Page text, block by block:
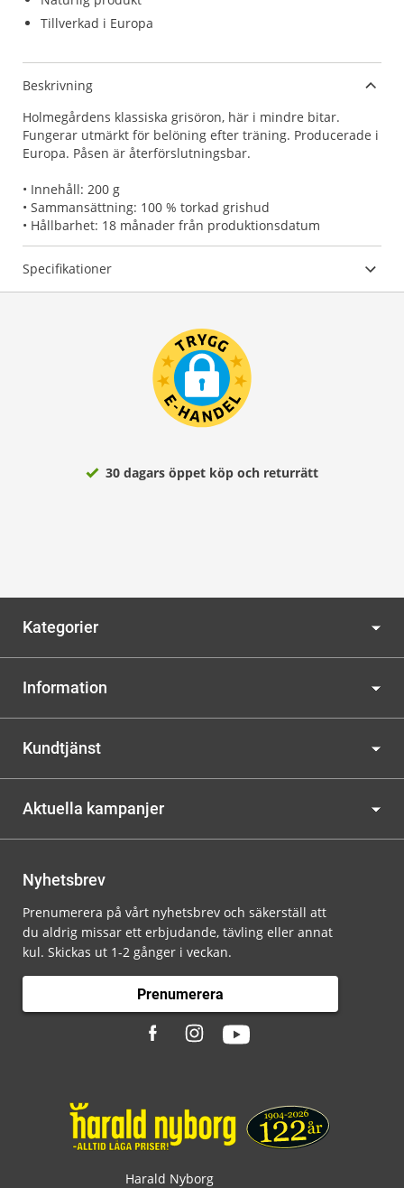
Tillverkad i Europa
Beskrivning
Holmegårdens klassiska grisöron, här i mindre bitar.
Fungerar utmärkt för belöning efter träning. Producerade i
Europa. Påsen är återförslutningsbar.
• Innehåll: 200 g
• Sammansättning: 100 % torkad grishud
• Hållbarhet: 18 månader från produktionsdatum
Specifikationer
30 dagars öppet köp och returrätt
Kategorier
Information
Kundtjänst
Aktuella kampanjer
Nyhetsbrev
Prenumerera på vårt nyhetsbrev och säkerställ att
du aldrig missar ett erbjudande, tävling eller annat
kul. Skickas ut 1-2 gånger i veckan.
Prenumerera
Harald Nyborg